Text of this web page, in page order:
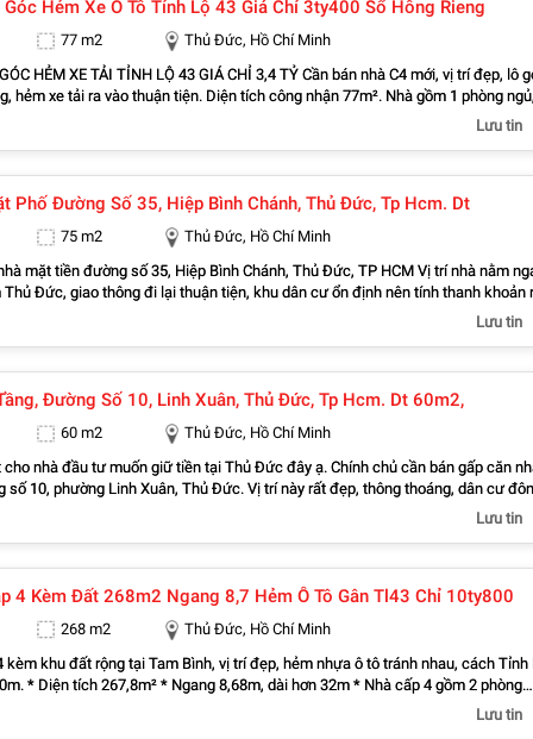
toàn và hiệu quả cho anh chị nào đang tìm tài sản có sổ hồng cầm tay. Gấp bán
hiện tại chỉ còn 6,29 tỷ, mức giá rất cạnh tranh cho một căn nhà mặt phố tại
chỉnh, sang tên công chứng ngay trong ngày. Anh chị quan tâm hoặc
trực tiếp thì gọi ngay cho em qua số 0933125879 để được hỗ trợ nhanh nhất.
Góc Hẻm Xe Ô Tô Tỉnh Lộ 43 Giá Chỉ 3ty400 Sổ Hông Rieng
77 m2
Thủ Đức, Hồ Chí Minh
HẺM XE TẢI TỈNH LỘ 43 GIÁ CHỈ 3,4 TỶ Cần bán nhà C4 mới, vị trí đẹp, lô
hẻm xe tải ra vào thuận tiện. Diện tích công nhận 77m². Nhà gồm 1 phòng ngủ,
sân rộng, dọn vào ở ngay. Ưu điểm: * Lô góc thông thoáng * Hẻm xe tải *
chứng ngay Vị trí gần Tỉnh Lộ 43, thuận tiện đi Phạm Văn Đồng, Quốc lộ 13,
#NhaTamBinh #NhaHemXeTai #NhaLoGoc #Nha77m2
#BanNhaThuDuc #NhaGia34Ty #NhaGanPhamVanDong
Lưu tin
Phố Đường Số 35, Hiệp Bình Chánh, Thủ Đức, Tp Hcm. Dt
75 m2
Thủ Đức, Hồ Chí Minh
tiền đường số 35, Hiệp Bình Chánh, Thủ Đức, TP HCM Vị trí nhà nằm ngay
Thủ Đức, giao thông đi lại thuận tiện, khu dân cư ổn định nên tính thanh khoản
tích 75m2, ngang rộng rãi 8.2m, dài 9.2m. Kết cấu xây dựng sẵn 3 tầng kiên
xe, phòng khách, bếp, 4 phòng ngủ và 4 nhà vệ sinh, thiết kế hợp lý, vào là ở
làm văn phòng đều tiện. Gần chợ Hiệp Bình, Phạm Văn Đồng, Gigamall... Đặc
chỉnh, sổ hồng riêng, mua bán sang tên công chứng trong ngày. Giá bán 8.16
mặt phố diện tích đẹp thế này là mức giá rất cạnh tranh tại khu vực Hiệp Bình
Anh chị nào đang tìm tài sản để giữ tiền hoặc đầu tư sinh lời bền vững thì nên
tâm thì gọi sớm
Lưu tin
Bán Nhà 4 Tầng, Đường Số 10, Linh Xuân, Thủ Đức, Tp Hcm. Dt 60m2,
60 m2
Thủ Đức, Hồ Chí Minh
đầu tư muốn giữ tiền tại Thủ Đức đây ạ. Chính chủ cần bán gấp căn nhà
số 10, phường Linh Xuân, Thủ Đức. Vị trí này rất đẹp, thông thoáng, dân cư
ngay trường học Đào Sơn Tây, rất thích hợp để đầu tư cho thuê hoặc
mới, sạch đẹp, mua về là ở hoặc kinh doanh được ngay. Ưu điểm lớn nhất là
tầng đang hoàn thiện, sát đường Vành Đai 3, vài phút là ra Phạm Văn Đồng,
Đại học Quốc gia TP HCM, giá trị bất động sản tăng đều theo thời gian, tính
bán sang tên
Giá chốt nhanh 5,98 tỷ. Đây là mức giá cực kỳ cạnh tranh cho một căn nhà
hoặc muốn đi xem nhà trực tiếp thì gọi ngay
Lưu tin
4 Kèm Đất 268m2 Ngang 8,7 Hẻm Ô Tô Gân Tl43 Chỉ 10ty800
268 m2
Thủ Đức, Hồ Chí Minh
kèm khu đất rộng tại Tam Bình, vị trí đẹp, hẻm nhựa ô tô tránh nhau, cách Tỉnh
* Diện tích 267,8m² * Ngang 8,68m, dài hơn 32m * Nhà cấp 4 gồm 2 phòng
bếp, 1 WC, sân để xe * Hai mặt thoáng trước sau, có sân vườn trồng rau *
* Phù hợp ở, xây biệt thự, căn hộ dịch vụ hoặc đầu tư lâu dài * Sổ hồng
Lưu tin